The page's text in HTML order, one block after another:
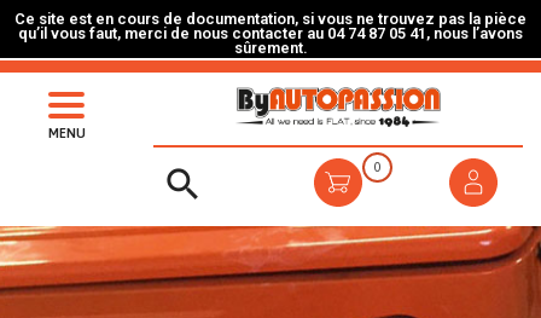
Ce site est en cours de documentation, si vous ne trouvez pas la pièce
qu’il vous faut, merci de nous contacter au 04 74 87 05 41, nous l’avons
sûrement.
MENU
 0